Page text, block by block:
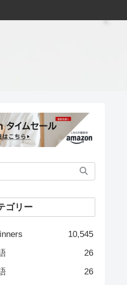
ゴリー
10,545
26
26